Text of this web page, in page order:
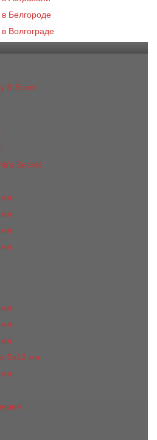
Белгороде
Волгограде
& Scent
Secret
5х12 мл